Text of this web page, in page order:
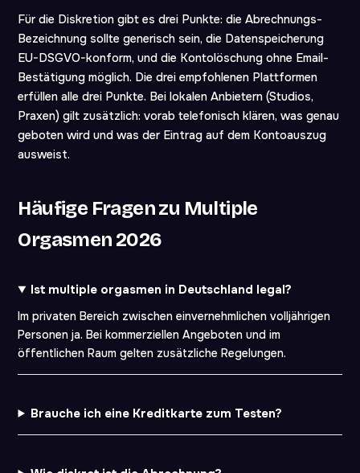
Für die Diskretion gibt es drei Punkte: die Abrechnungs-
Bezeichnung sollte generisch sein, die Datenspeicherung
EU-DSGVO-konform, und die Kontolöschung ohne Email-
Bestätigung möglich. Die drei empfohlenen Plattformen
erfüllen alle drei Punkte. Bei lokalen Anbietern (Studios,
Praxen) gilt zusätzlich: vorab telefonisch klären, was genau
geboten wird und was der Eintrag auf dem Kontoauszug
ausweist.
Häufige Fragen zu Multiple
Orgasmen 2026
Ist multiple orgasmen in Deutschland legal?
Im privaten Bereich zwischen einvernehmlichen volljährigen
Personen ja. Bei kommerziellen Angeboten und im
öffentlichen Raum gelten zusätzliche Regelungen.
Brauche ich eine Kreditkarte zum Testen?